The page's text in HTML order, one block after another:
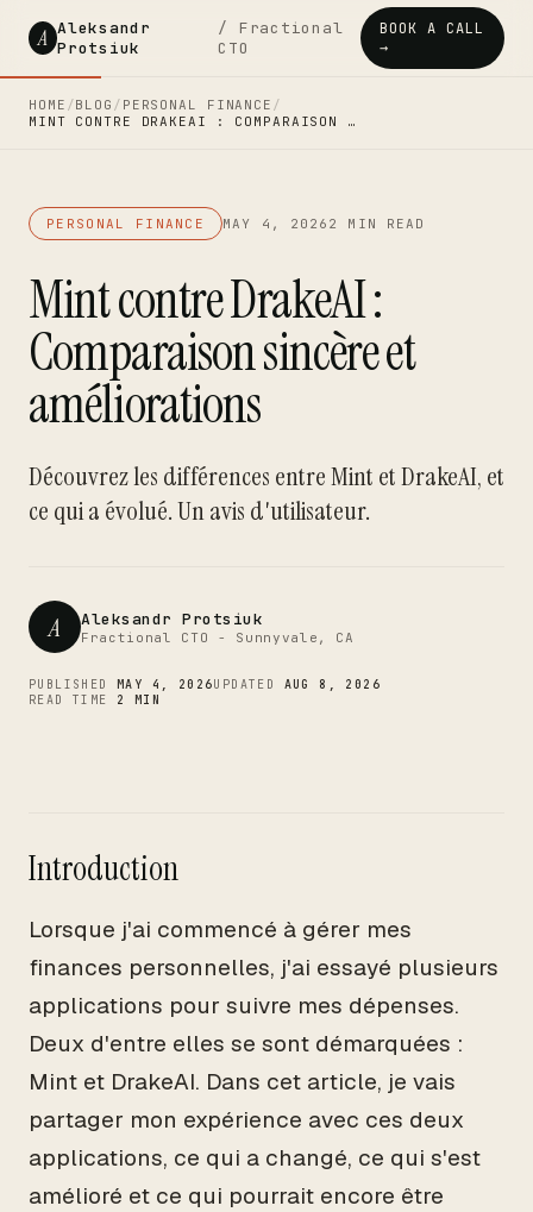
A Aleksandr
Protsiuk
/ Fractional
CTO
BOOK A CALL
→
HOME /BLOG / PERSONAL FINANCE /
MINT CONTRE DRAKEAI : COMPARAISON …
PERSONAL FINANCE MAY 4, 2026 2 MIN READ
Mint contre DrakeAI :
Comparaison sincère et
améliorations
Découvrez les différences entre Mint et DrakeAI, et
ce qui a évolué. Un avis d'utilisateur.
A Aleksandr Protsiuk
Fractional CTO - Sunnyvale, CA
PUBLISHED MAY 4, 2026UPDATED AUG 8, 2026
READ TIME 2 MIN
Introduction
Lorsque j'ai commencé à gérer mes
finances personnelles, j'ai essayé plusieurs
applications pour suivre mes dépenses.
Deux d'entre elles se sont démarquées :
Mint et DrakeAI. Dans cet article, je vais
partager mon expérience avec ces deux
applications, ce qui a changé, ce qui s'est
amélioré et ce qui pourrait encore être